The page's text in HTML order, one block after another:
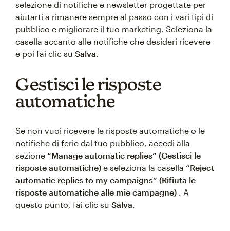
selezione di notifiche e newsletter progettate per
aiutarti a rimanere sempre al passo con i vari tipi di
pubblico e migliorare il tuo marketing. Seleziona la
casella accanto alle notifiche che desideri ricevere
e poi fai clic su Salva.
Gestisci le risposte
automatiche
Se non vuoi ricevere le risposte automatiche o le
notifiche di ferie dal tuo pubblico, accedi alla
sezione “Manage automatic replies” (Gestisci le
risposte automatiche) e seleziona la casella “Reject
automatic replies to my campaigns” (Rifiuta le
risposte automatiche alle mie campagne) . A
questo punto, fai clic su Salva.